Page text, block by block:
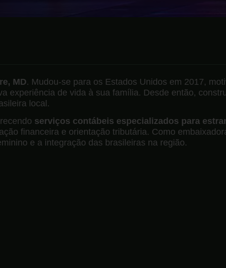
MD. Mudou-se para os Estados Unidos em 2017,
experiência de vida à sua família. Desde então,
local.
serviços contábeis especializados para
financeira e orientação tributária. Como
e a integração das brasileiras na região.